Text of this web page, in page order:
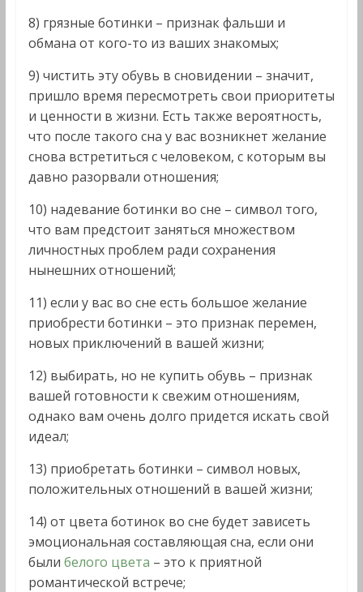
8) грязные ботинки – признак фальши и
обмана от кого-то из ваших знакомых;
9) чистить эту обувь в сновидении – значит,
пришло время пересмотреть свои приоритеты
и ценности в жизни. Есть также вероятность,
что после такого сна у вас возникнет желание
снова встретиться с человеком, с которым вы
давно разорвали отношения;
10) надевание ботинки во сне – символ того,
что вам предстоит заняться множеством
личностных проблем ради сохранения
нынешних отношений;
11) если у вас во сне есть большое желание
приобрести ботинки – это признак перемен,
новых приключений в вашей жизни;
12) выбирать, но не купить обувь – признак
вашей готовности к свежим отношениям,
однако вам очень долго придется искать свой
идеал;
13) приобретать ботинки – символ новых,
положительных отношений в вашей жизни;
14) от цвета ботинок во сне будет зависеть
эмоциональная составляющая сна, если они
были белого цвета – это к приятной
романтической встрече;